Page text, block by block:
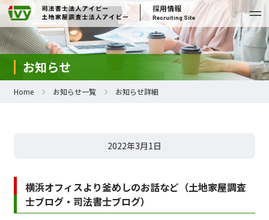
採用情報
Recruiting Site
お知らせ
Home お知らせ一覧 お知らせ詳細
2022年3月1日
横浜オフィスより釜めしのお話など（土地家屋調査
士ブログ・司法書士ブログ）